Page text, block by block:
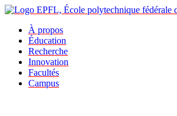
À propos
Éducation
Recherche
Innovation
Facultés
Campus